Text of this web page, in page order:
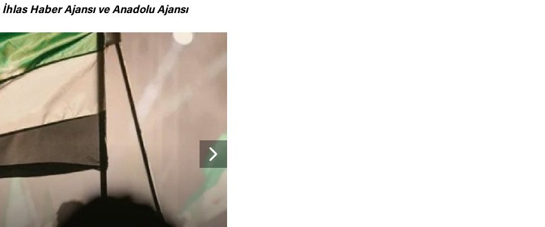
İhlas Haber Ajansı ve Anadolu Ajansı